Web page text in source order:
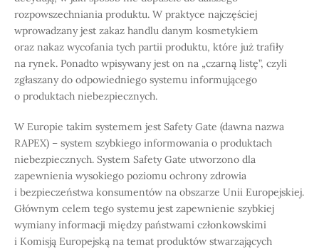
rozpowszechniania produktu. W praktyce najczęściej
wprowadzany jest zakaz handlu danym kosmetykiem
oraz nakaz wycofania tych partii produktu, które już trafiły
na rynek. Ponadto wpisywany jest on na „czarną listę”, czyli
zgłaszany do odpowiedniego systemu informującego
o produktach niebezpiecznych.
W Europie takim systemem jest Safety Gate (dawna nazwa
RAPEX) – system szybkiego informowania o produktach
niebezpiecznych. System Safety Gate utworzono dla
zapewnienia wysokiego poziomu ochrony zdrowia
i bezpieczeństwa konsumentów na obszarze Unii Europejskiej.
Głównym celem tego systemu jest zapewnienie szybkiej
wymiany informacji między państwami członkowskimi
i Komisją Europejską na temat produktów stwarzających